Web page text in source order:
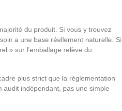
du produit. Si vous y trouvez
a une base réellement naturelle. Si
» sur l’emballage relève du
plus strict que la réglementation
indépendant, pas une simple